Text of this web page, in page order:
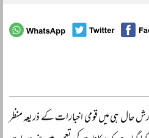
حال ہی میں قومی اخبارات کے ذریعہ منظر